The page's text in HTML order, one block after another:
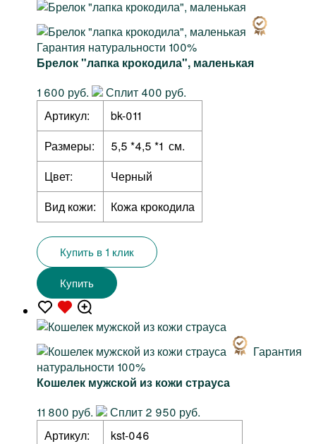
Гарантия натуральности 100%
Брелок "лапка крокодила", маленькая
1 600 руб.
Сплит 400 руб.
Артикул:
bk-011
Размеры:
5,5 *4,5 *1 см.
Цвет:
Черный
Вид кожи:
Кожа крокодила
Купить в 1 клик
Купить
Гарантия
натуральности 100%
Кошелек мужской из кожи страуса
11 800 руб.
Сплит 2 950 руб.
Артикул:
kst-046